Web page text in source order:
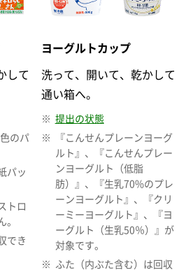
して
のパ
パッ
トロ
。
でき
ヨーグルトカップ
洗って、開いて、乾かして
通い箱へ。
提出の状態
『こんせんプレーンヨーグ
ルト』、『こんせんプレー
ンヨーグルト（低脂
肪）』、『生乳70%のプレ
ーンヨーグルト』、『クリ
ーミーヨーグルト』、『ヨ
ーグルト（生乳50％）』が
対象です。
ふた（内ぶた含む）は回収